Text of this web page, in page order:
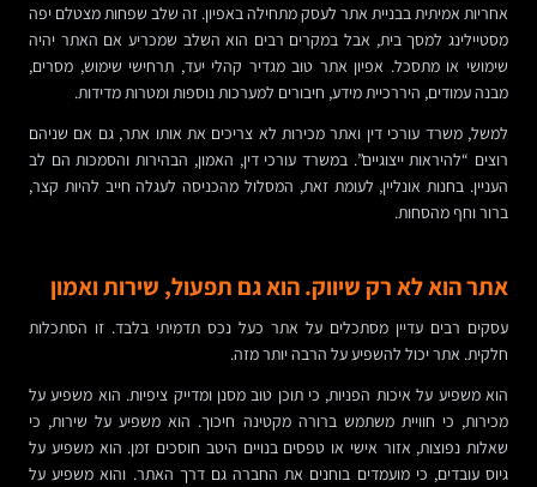
אחריות אמיתית בבניית אתר לעסק מתחילה באפיון. זה שלב שפחות מצטלם יפה
מסטיילינג למסך בית, אבל במקרים רבים הוא השלב שמכריע אם האתר יהיה
שימושי או מתסכל. אפיון אתר טוב מגדיר קהלי יעד, תרחישי שימוש, מסרים,
מבנה עמודים, היררכיית מידע, חיבורים למערכות נוספות ומטרות מדידות.
למשל, משרד עורכי דין ואתר מכירות לא צריכים את אותו אתר, גם אם שניהם
רוצים “להיראות ייצוגיים”. במשרד עורכי דין, האמון, הבהירות והסמכות הם לב
העניין. בחנות אונליין, לעומת זאת, המסלול מהכניסה לעגלה חייב להיות קצר,
ברור וחף מהסחות.
אתר הוא לא רק שיווק. הוא גם תפעול, שירות ואמון
עסקים רבים עדיין מסתכלים על אתר כעל נכס תדמיתי בלבד. זו הסתכלות
חלקית. אתר יכול להשפיע על הרבה יותר מזה.
הוא משפיע על איכות הפניות, כי תוכן טוב מסנן ומדייק ציפיות. הוא משפיע על
מכירות, כי חוויית משתמש ברורה מקטינה חיכוך. הוא משפיע על שירות, כי
שאלות נפוצות, אזור אישי או טפסים בנויים היטב חוסכים זמן. הוא משפיע על
גיוס עובדים, כי מועמדים בוחנים את החברה גם דרך האתר. והוא משפיע על